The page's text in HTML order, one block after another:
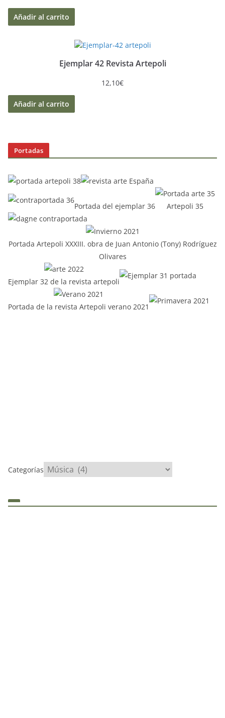
Añadir al carrito
Ejemplar 42 Revista Artepoli
12,10€
Añadir al carrito
Portadas
Portada del ejemplar 36 Artepoli 35
Portada Artepoli XXXIII. obra de Juan Antonio (Tony) Rodríguez
Olivares
Ejemplar 32 de la revista artepoli
Portada de la revista Artepoli verano 2021
Categorías